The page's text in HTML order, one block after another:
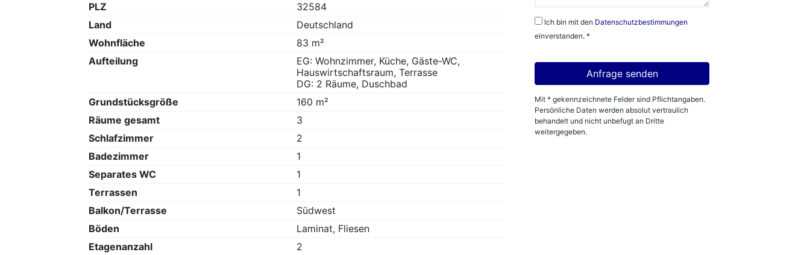
PLZ
32584
Land
Deutschland
Wohnfläche
83 m²
Aufteilung
EG: Wohnzimmer, Küche, Gäste-WC,
Hauswirtschaftsraum, Terrasse
DG: 2 Räume, Duschbad
Grundstücksgröße
160 m²
Räume gesamt
3
Schlafzimmer
2
Badezimmer
1
Separates WC
1
Terrassen
1
Balkon/Terrasse
Südwest
Böden
Laminat, Fliesen
Etagenanzahl
2
Ich bin mit den Datenschutzbestimmungen
einverstanden. *
Mit * gekennzeichnete Felder sind Pflichtangaben.
Persönliche Daten werden absolut vertraulich
behandelt und nicht unbefugt an Dritte
weitergegeben.